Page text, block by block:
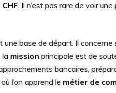
. Il n’est pas rare de voir une
une base de départ. Il concerne
la mission principale est de
bancaires,
l’on apprend le métier de